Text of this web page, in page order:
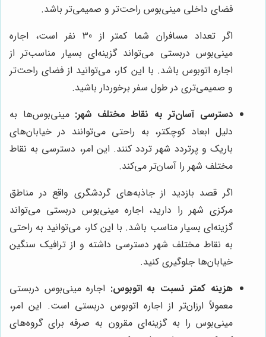
فضای داخلی مینی‌بوس راحت‌تر و صمیمی‌تر باشد.
اگر تعداد مسافران شما کمتر از 30 نفر است، اجاره
مینی‌بوس دربستی می‌تواند گزینه‌ای بسیار مناسب‌تر از
اجاره اتوبوس باشد. با این کار، می‌توانید از فضای راحت‌تر
و صمیمی‌تری در طول سفر برخوردار باشید.
دسترسی آسان‌تر به نقاط مختلف شهر: مینی‌بوس‌ها به
دلیل ابعاد کوچکتر، به راحتی می‌توانند در خیابان‌های
باریک و پرتردد شهر تردد کنند. این امر، دسترسی به نقاط
مختلف شهر را آسان‌تر می‌کند.
اگر قصد بازدید از جاذبه‌های گردشگری واقع در مناطق
مرکزی شهر را دارید، اجاره مینی‌بوس دربستی می‌تواند
گزینه‌ای بسیار مناسب باشد. با این کار، می‌توانید به راحتی
به نقاط مختلف شهر دسترسی داشته و از ترافیک سنگین
خیابان‌ها جلوگیری کنید.
هزینه کمتر نسبت به اتوبوس: اجاره مینی‌بوس دربستی
معمولاً ارزان‌تر از اجاره اتوبوس دربستی است. این امر،
مینی‌بوس را به گزینه‌ای مقرون به صرفه برای گروه‌های